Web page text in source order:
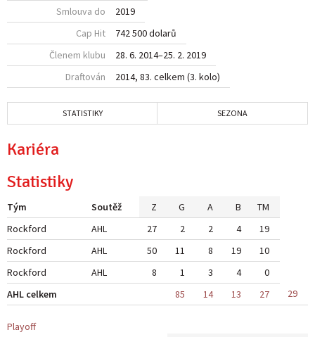
Smlouva do
2019
Cap Hit
742 500 dolarů
Členem klubu
28. 6. 2014–25. 2. 2019
Draftován
2014, 83. celkem (3. kolo)
STATISTIKY SEZONA
Kariéra
Statistiky
Tým Soutěž Z G A B
TM
Rockford
AHL 27 2 2 4
19
Rockford
AHL 50 11 8 19
10
Rockford
AHL 8 1 3 4
0
AHL celkem
85 14 13 27 29
Playoff